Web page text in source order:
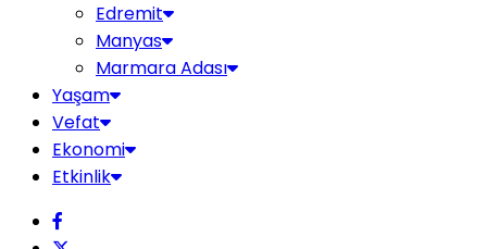
Edremit
Manyas
Marmara Adası
Yaşam
Vefat
Ekonomi
Etkinlik